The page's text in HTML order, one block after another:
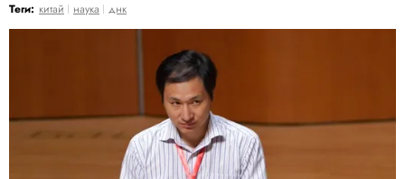
Теги: китай наука днк